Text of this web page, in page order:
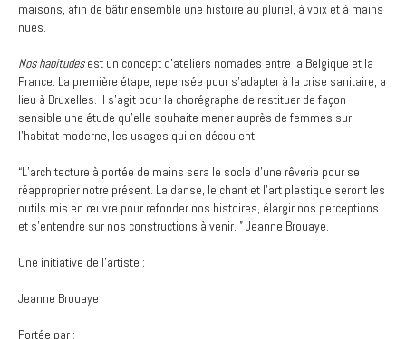
maisons, afin de bâtir ensemble une histoire au pluriel, à voix et à mains
nues.
Nos habitudesest un concept d’ateliers nomades entre la Belgique et la
France. La première étape, repensée pour s’adapter à la crise sanitaire, a
lieu à Bruxelles. Il s’agit pour la chorégraphe de restituer de façon
sensible une étude qu’elle souhaite mener auprès de femmes sur
l’habitat moderne, les usages qui en découlent.
“L’architecture à portée de mains sera le socle d’une rêverie pour se
réapproprier notre présent. La danse, le chant et l’art plastique seront les
outils mis en œuvre pour refonder nos histoires, élargir nos perceptions
et s’entendre sur nos constructions à venir. ” Jeanne Brouaye.
Une initiative de l’artiste :
Jeanne Brouaye
Portée par :